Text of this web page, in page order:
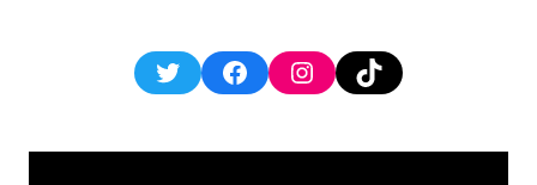
TwitterFacebookInstagram
TikTok